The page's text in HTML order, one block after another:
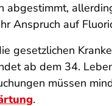
abgestimmt,
Anspruch auf
gesetzlichen
ab dem 34.
müssen
.